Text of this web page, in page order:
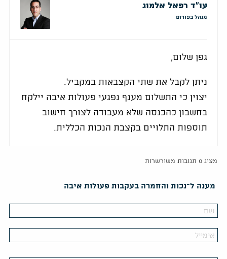
עו"ד רפאל אלמוג
מנהל בפורום
גפן שלום,
ניתן לקבל את שתי הקצבאות במקביל.
יצוין כי התשלום מענף נפגעי פעולות איבה יילקח
בחשבון כהכנסה שלא מעבודה לצורך חישוב
תוספות התלויים בקצבת הנכות הכללית.
מציג 0 תגובות משורשרות
מענה ל־נכות והחמרה בעקבות פעולות איבה